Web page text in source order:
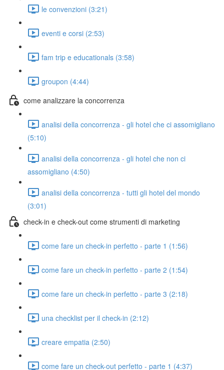
le convenzioni (3:21)
eventi e corsi (2:53)
fam trip e educationals (3:58)
groupon (4:44)
come analizzare la concorrenza
analisi della concorrenza - gli hotel che ci assomigliano
(5:10)
analisi della concorrenza - gli hotel che non ci
assomigliano (4:50)
analisi della concorrenza - tutti gli hotel del mondo
(3:01)
check-in e check-out come strumenti di marketing
come fare un check-in perfetto - parte 1 (1:56)
come fare un check-in perfetto - parte 2 (1:54)
come fare un check-in perfetto - parte 3 (2:18)
una checklist per il check-in (2:12)
creare empatia (2:50)
come fare un check-out perfetto - parte 1 (4:37)